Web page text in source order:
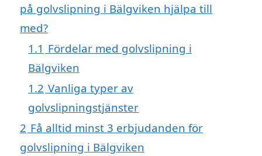
på golvslipning i Bälgviken hjälpa till
med?
1.1 Fördelar med golvslipning i
Bälgviken
1.2 Vanliga typer av
golvslipningstjänster
2 Få alltid minst 3 erbjudanden för
golvslipning i Bälgviken